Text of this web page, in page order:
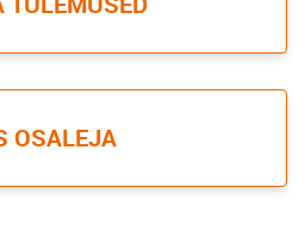
OSALEJA